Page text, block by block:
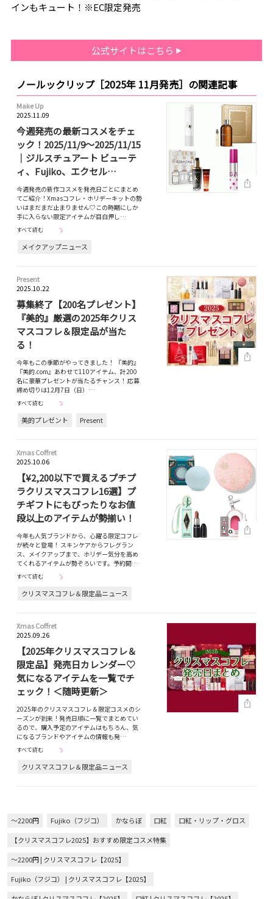
インもキュート！※EC限定発売
公式サイトはこちら
ノールックリップ［2025年 11月発売］の関連記事
Make Up
2025.11.09
今週発売の最新コスメをチェ
ック！2025/11/9～2025/11/15
｜ジルスチュアート ビューテ
ィ、Fujiko、エクセル…
今週発売の新作コスメを発売日ごとにまとめ
てご紹介！Xmasコフレ・ホリデーキットの勢
いはまだまだ止まりません♡この時期にしか
手に入らない限定アイテムが目白押し…
すべて読む
メイクアップニュース
Present
2025.10.22
募集終了【200名プレゼント】
『美的』厳選の2025年クリス
マスコフレ＆限定品が当た
る！
今年もこの季節がやってきました！ 『美的』
『美的.com』あわせて110アイテム、計200
名に豪華プレゼントが当たるチャンス！ 応募
締め切りは12月7日（日）…
すべて読む
美的プレゼント Present
Xmas Coffret
2025.10.06
【¥2,200以下で買えるプチプ
ラクリスマスコフレ16選】プ
チギフトにもぴったりなお値
段以上のアイテムが勢揃い！
今年も人気ブランドから、心躍る限定コフレ
が続々と登場！ スキンケアからフレグラン
ス、メイクアップまで、ホリデー気分を高め
てくれるアイテムが勢ぞろいです。予約開…
すべて読む
クリスマスコフレ＆限定品ニュース
Xmas Coffret
2025.09.26
【2025年クリスマスコフレ＆
限定品】発売日カレンダー♡
気になるアイテムを一覧でチ
ェック！＜随時更新＞
2025年のクリスマスコフレ＆限定コスメのシ
ーズンが到来！発売日順に一覧でまとめてい
るので、購入予定のアイテムはもちろん、気
になるブランドやアイテムの情報も発…
すべて読む
クリスマスコフレ＆限定品ニュース
～2200円 Fujiko（フジコ） かならぼ 口紅
口紅・リップ・グロス
【クリスマスコフレ2025】おすすめ限定コスメ特集
～2200円 | クリスマスコフレ【2025】
Fujiko（フジコ） | クリスマスコフレ【2025】